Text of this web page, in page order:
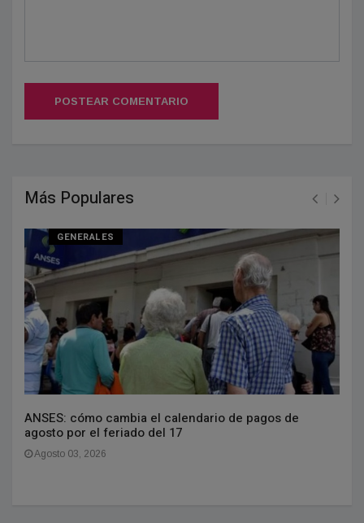
POSTEAR COMENTARIO
Más Populares
GENERALES
ANSES: cómo cambia el calendario de pagos de
agosto por el feriado del 17
Agosto 03, 2026